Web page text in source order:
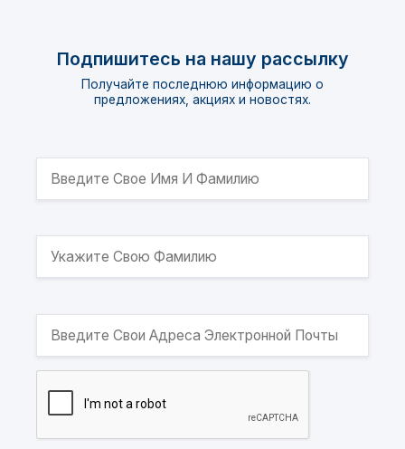
Подпишитесь на нашу рассылку
Получайте последнюю информацию о
предложениях, акциях и новостях.